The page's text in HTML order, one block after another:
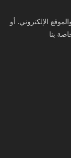
الإلكتروني. أو
بنا